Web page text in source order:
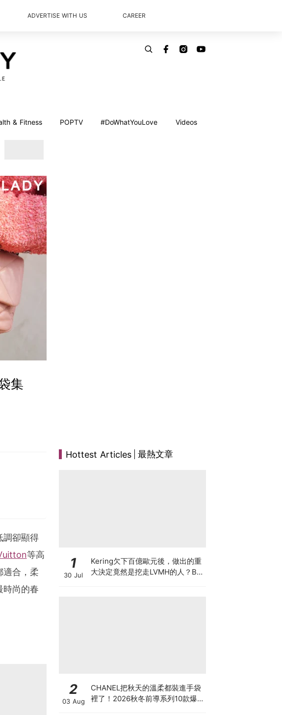
ADVERTISE WITH US CAREER
& Fitness POPTV #DoWhatYouLove Videos
集
調卻顯得
等高
適合，柔
時尚的春
Hottest Articles 最熱文章
1
30 Jul
Kering欠下百億歐元後，做出的重
大決定竟然是挖走LVMH的人？BV
2
03 Aug
CHANEL把秋天的溫柔都裝進手袋
裡了！2026秋冬前導系列10款爆